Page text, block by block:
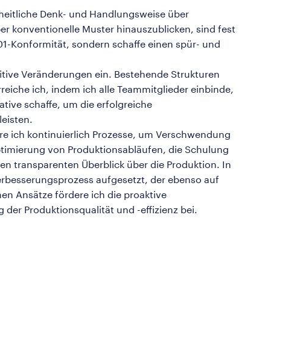
Denk- und Handlungsweise über
konventionelle Muster hinauszublicken, sind fest
Konformität, sondern schaffe einen spür- und
Veränderungen ein. Bestehende Strukturen
ich, indem ich alle Teammitglieder einbinde,
schaffe, um die erfolgreiche
ich kontinuierlich Prozesse, um Verschwendung
von Produktionsabläufen, die Schulung
transparenten Überblick über die Produktion. In
aufgesetzt, der ebenso auf
Ansätze fördere ich die proaktive
Produktionsqualität und -effizienz bei.